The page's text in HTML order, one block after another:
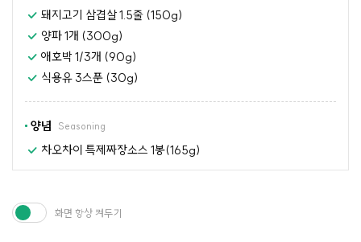
돼지고기 삼겹살 1.5줄 (150g)
양파 1개 (300g)
애호박 1/3개 (90g)
식용유 3스푼 (30g)
양념 Seasoning
차오차이 특제짜장소스 1봉(165g)
화면 항상 켜두기